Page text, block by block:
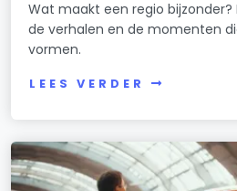
Wat maakt een regio bijzonder?
de verhalen en de momenten
vormen.
LEES VERDER